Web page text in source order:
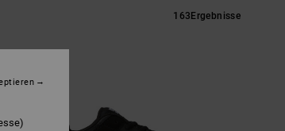
163Ergebnisse